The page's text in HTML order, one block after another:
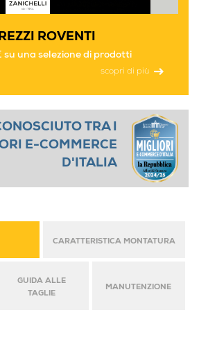
ROVENTI
su una selezione di prodotti
scopri di più
TRA I
E-COMMERCE
D'ITALIA
CARATTERISTICA MONTATURA
GUIDA ALLE
TAGLIE
MANUTENZIONE